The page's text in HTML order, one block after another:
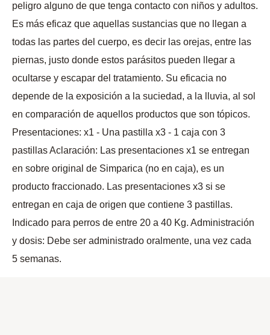
peligro alguno de que tenga contacto con niños y adultos.
Es más eficaz que aquellas sustancias que no llegan a
todas las partes del cuerpo, es decir las orejas, entre las
piernas, justo donde estos parásitos pueden llegar a
ocultarse y escapar del tratamiento. Su eficacia no
depende de la exposición a la suciedad, a la lluvia, al sol
en comparación de aquellos productos que son tópicos.
Presentaciones: x1 - Una pastilla x3 - 1 caja con 3
pastillas Aclaración: Las presentaciones x1 se entregan
en sobre original de Simparica (no en caja), es un
producto fraccionado. Las presentaciones x3 si se
entregan en caja de origen que contiene 3 pastillas.
Indicado para perros de entre 20 a 40 Kg. Administración
y dosis: Debe ser administrado oralmente, una vez cada
5 semanas.